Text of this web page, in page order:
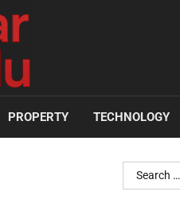
PROPERTY TECHNOLOGY
Search
for: